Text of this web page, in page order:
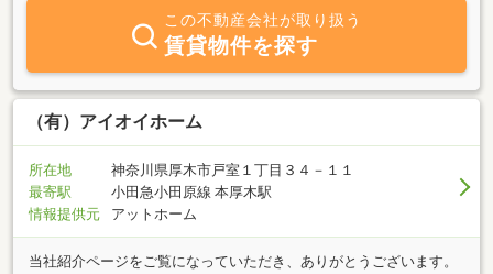
ていて、綺麗なお部屋をお探しの方はぜひ一度お気軽にご来店・お
問い合わせ下さいませ。初期費用の一部クレジット決済ができま
す。初期費用が用意できずに断念したお部屋がありましたら、是非
アイエムまでご相談下さい。
この不動産会社が取り扱う
賃貸物件を探す
（有）アイオイホーム
所在地
神奈川県厚木市戸室１丁目３４－１１
最寄駅
小田急小田原線 本厚木駅
情報提供元
アットホーム
当社紹介ページをご覧になっていただき、ありがとうございます。